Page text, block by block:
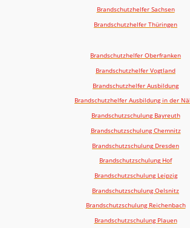
Brandschutzhelfer Sachsen
Brandschutzhelfer Thüringen
Brandschutzhelfer Oberfranken
Brandschutzhelfer Vogtland
Brandschutzhelfer Ausbildung
Brandschutzhelfer Ausbildung in der
Brandschutzschulung Bayreuth
Brandschutzschulung Chemnitz
BrandschutzschulungDresden
BrandschutzschulungHof
Brandschutzschulung Leipzig
Brandschutzschulung Oelsnitz
Brandschutzschulung Reichenbach
Brandschutzschulung Plauen